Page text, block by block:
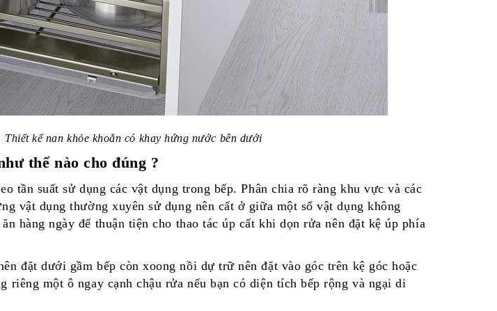
Thiết kế nan khỏe khoắn có khay hứng nước bên dưới
thế nào cho đúng ?
tần suất sử dụng các vật dụng trong bếp. Phân chia rõ ràng khu vực và các
vật dụng thường xuyên sử dụng nên cất ở giữa một số vật dụng không
hàng ngày để thuận tiện cho thao tác úp cất khi dọn rửa nên đặt kệ úp phía
đặt dưới gầm bếp còn xoong nồi dự trữ nên đặt vào góc trên kệ góc hoặc
riêng một ô ngay cạnh chậu rửa nếu bạn có diện tích bếp rộng và ngại di